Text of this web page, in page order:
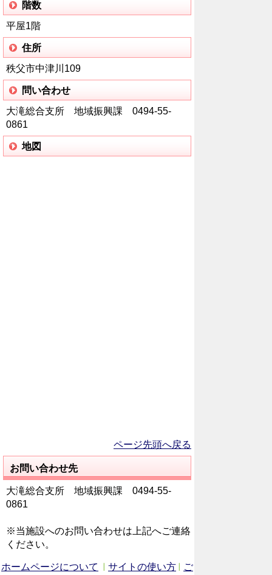
階数
平屋1階
住所
秩父市中津川109
問い合わせ
大滝総合支所 地域振興課 0494-55-
0861
地図
ページ先頭へ戻る
お問い合わせ先
大滝総合支所 地域振興課 0494‐55‐
0861
※当施設へのお問い合わせは上記へご連絡
ください。
ホームページについて サイトの使い方
ご